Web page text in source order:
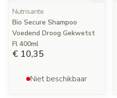
Nutrisante
Bio Secure Shampoo
Voedend Droog Gekwetst
Fl 400ml
€ 10,35
Niet beschikbaar